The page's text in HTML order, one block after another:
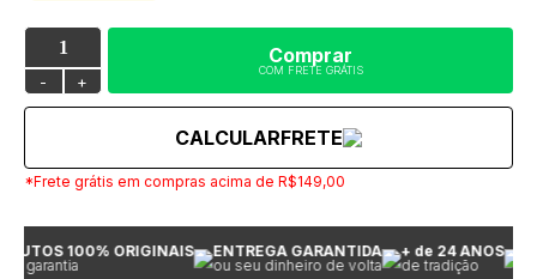
- +
Comprar
COM FRETE GRÁTIS
CALCULARFRETE
*Frete grátis em compras acima de R$149,00
100% ORIGINAIS
garantia
ENTREGA GARANTIDA
ou seu dinheiro de volta
+ de 24 ANOS
de tradição
e